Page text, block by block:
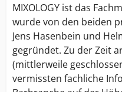
MIXOLOGY ist das
wurde von den beiden
Jens Hasenbein und
gegründet. Zu der Zeit
(mittlerweile
vermissten fachliche